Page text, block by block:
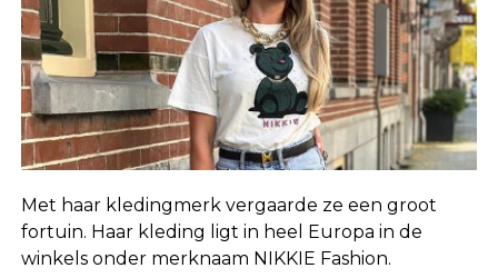
Met haar kledingmerk vergaarde ze een groot
fortuin. Haar kleding ligt in heel Europa in de
winkels onder merknaam NIKKIE Fashion.